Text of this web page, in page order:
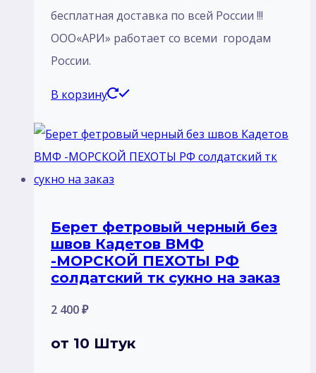
бесплатная доставка по всей России !!!
ООО«АРИ» работает со всеми городам
России.
В корзину
Берет фетровый черный без
швов Кадетов ВМФ
-МОРСКОЙ ПЕХОТЫ РФ
солдатский тк сукно на заказ
2 400₽
от 10 Штук